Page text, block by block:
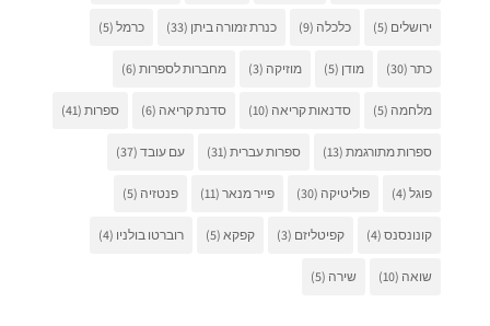
ירושלים (5) כלכלה (9) כנרת זמורה ביתן (33) כרמל(5)
כתר(30) מודן (5) מוזיקה (3) מחברות לספרות(6)
מלחמה (5) סדנאות קריאה (10) סדנת קריאה (6) ספרות(41)
ספרות מתורגמת(13) ספרות עברית(31) עם עובד(37)
פוגל(4) פוליטיקה (30) פייר מנאר(11) פנטזיה (5)
קונונסנס(4) קפיטליזם (3) קפקא(5) רוברטו בולניו (4)
שואה (10) שירה (5)